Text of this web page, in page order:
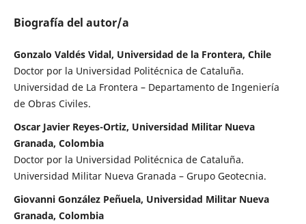
Biografía del autor/a
Gonzalo Valdés Vidal, Universidad de la Frontera, Chile
Doctor por la Universidad Politécnica de Cataluña.
Universidad de La Frontera – Departamento de Ingeniería
de Obras Civiles.
Oscar Javier Reyes-Ortiz, Universidad Militar Nueva
Granada, Colombia
Doctor por la Universidad Politécnica de Cataluña.
Universidad Militar Nueva Granada – Grupo Geotecnia.
Giovanni González Peñuela, Universidad Militar Nueva
Granada, Colombia